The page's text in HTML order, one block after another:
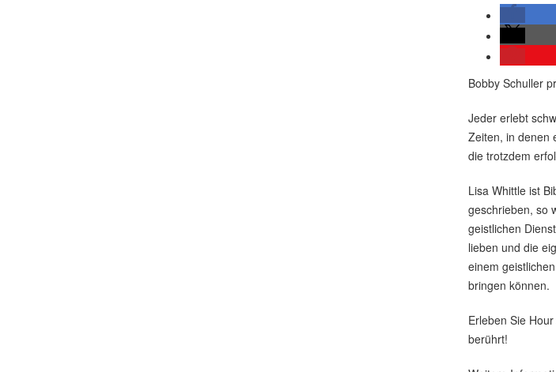
Bobby Schuller
Jeder erlebt
Zeiten, in denen
die trotzdem
Lisa Whittle ist
geschrieben, so
geistlichen
lieben und die
einem
bringen können.
Erleben Sie
berührt!